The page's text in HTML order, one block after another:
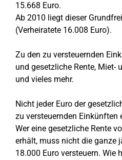
15.668 Euro.
Ab 2010 liegt dieser
(Verheiratete 16.008 Euro).
Zu den zu versteuernden
und gesetzliche Rente, Miet-
und vieles mehr.
Nicht jeder Euro der
zu versteuernden Einkünften
Wer eine gesetzliche Rente
erhält, muss nicht die ganze
18.000 Euro versteuern. Wie